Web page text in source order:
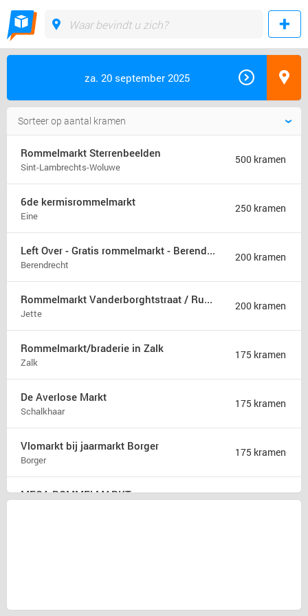
za. 20 september 2025
Rommelmarkt Sterrenbeelden
Sint-Lambrechts-Woluwe
500 kramen
6de kermisrommelmarkt
Eine
250 kramen
Left Over - Gratis rommelmarkt - Berendrecht
Berendrecht
200 kramen
Rommelmarkt Vanderborghtstraat / Rue Vanderborght
Jette
200 kramen
Rommelmarkt/braderie in Zalk
Zalk
175 kramen
De Averlose Markt
Schalkhaar
175 kramen
Vlomarkt bij jaarmarkt Borger
Borger
175 kramen
MEGA ROMMELMARKT 150 kramen